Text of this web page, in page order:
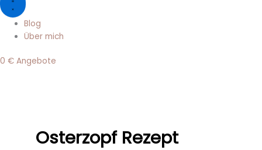
Blog
Über mich
0 € Angebote
Osterzopf Rezept